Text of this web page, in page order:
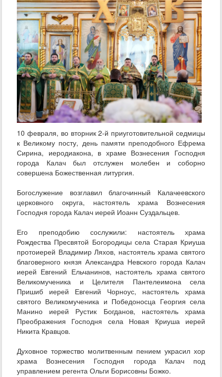
10 февраля, во вторник 2-й приуготовительной седмицы
к Великому посту, день памяти преподобного Ефрема
Сирина, иеродиакона, в храме Вознесения Господня
города Калач был отслужен молебен и соборно
совершена Божественная литургия.
Богослужение возглавил благочинный Калачеевского
церковного округа, настоятель храма Вознесения
Господня города Калач иерей Иоанн Суздальцев.
Его преподобию сослужили: настоятель храма
Рождества Пресвятой Богородицы села Старая Криуша
протоиерей Владимир Ляхов, настоятель храма святого
благоверного князя Александра Невского города Калач
иерей Евгений Ельчанинов, настоятель храма святого
Великомученика и Целителя Пантелеимона села
Пришиб иерей Евгений Чорноус, настоятель храма
святого Великомученика и Победоносца Георгия села
Манино иерей Рустик Богданов, настоятель храма
Преображения Господня села Новая Криуша иерей
Никита Кравцов.
Духовное торжество молитвенным пением украсил хор
храма Вознесения Господня города Калач под
управлением регента Ольги Борисовны Божко.